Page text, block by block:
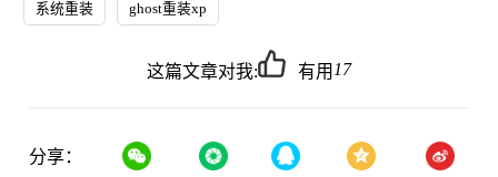
系统重装 ghost重装xp
这篇文章对我: 有用 17
分享：